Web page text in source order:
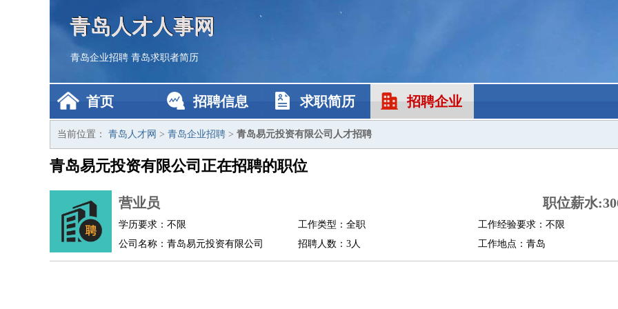
青岛人才人事网
青岛企业招聘 青岛求职者简历
首页 招聘信息 求职简历 招聘企业
当前位置： 青岛人才网 > 青岛企业招聘 > 青岛易元投资有限公司人才招聘
青岛易元投资有限公司正在招聘的职位
营业员 职位薪水
学历要求：不限 工作类型：全职
工作经验要求：不限
公司名称：青岛易元投资有限公司
招聘人数：3人 工作地点：青岛